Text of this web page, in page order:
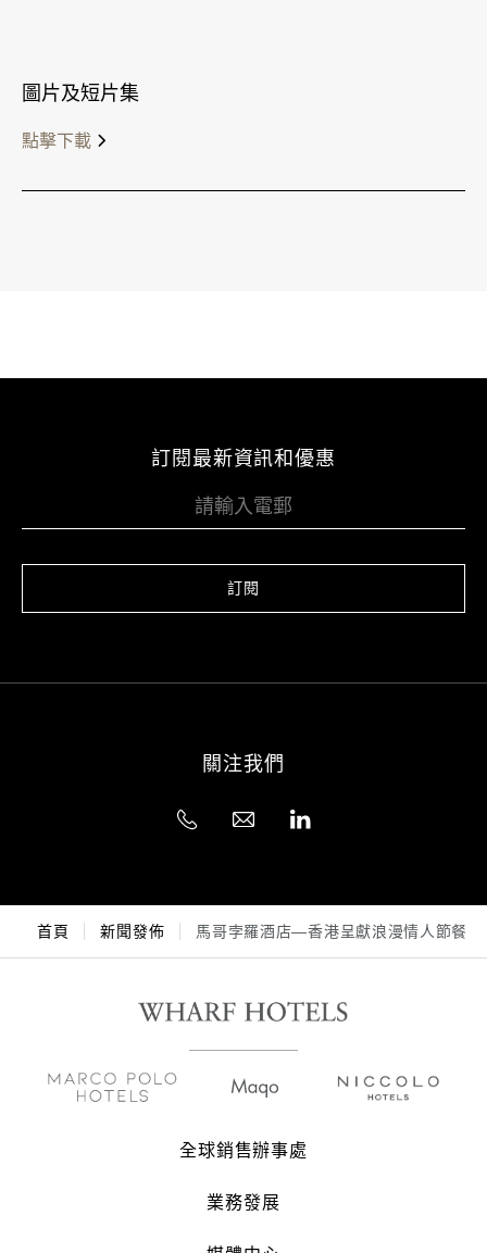
圖片及短片集
點擊下載
訂閱最新資訊和優惠
訂閱
關注我們
首頁 新聞發佈 馬哥孛羅酒店—香港呈獻浪漫情人節餐饗
全球銷售辦事處
業務發展